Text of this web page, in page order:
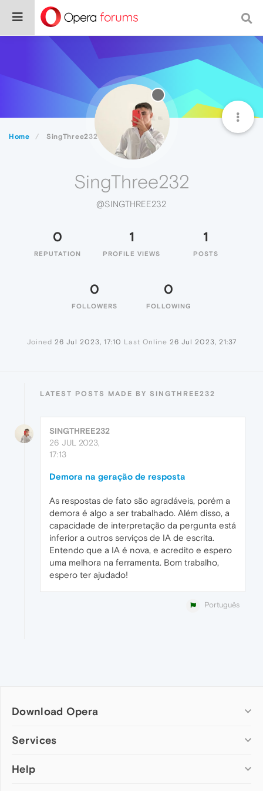
Home SingThree232
SingThree232
@SINGTHREE232
0
REPUTATION
1
PROFILE VIEWS
1
POSTS
0
FOLLOWERS
0
FOLLOWING
Joined 26 Jul 2023, 17:10 Last Online 26 Jul 2023, 21:37
LATEST POSTS MADE BY SINGTHREE232
SINGTHREE232
26 JUL 2023,
17:13
Demora na geração de resposta
As respostas de fato são agradáveis, porém a
demora é algo a ser trabalhado. Além disso, a
capacidade de interpretação da pergunta está
inferior a outros serviços de IA de escrita.
Entendo que a IA é nova, e acredito e espero
uma melhora na ferramenta. Bom trabalho,
espero ter ajudado!
Português
Download Opera
Computer browsers
Opera for Mac
Services
Add-ons
Help